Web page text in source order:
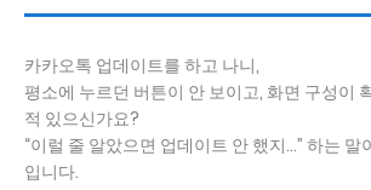
카카오톡 업데이트를 하고 나니,
평소에 누르던 버튼이 안 보이고, 화면 구성이
적 있으신가요?
“이럴 줄 알았으면 업데이트 안 했지…” 하는 말
입니다.